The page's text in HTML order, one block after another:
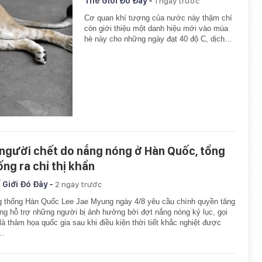
Cơ quan khí tượng của nước này thậm chí
còn giới thiệu một danh hiệu mới vào mùa
hè này cho những ngày đạt 40 độ C, dịch…
chết do nắng nóng ở Hàn Quốc, tổng
ra chỉ thị khẩn
Giới Đó Đây- 2 ngày trước
thống Hàn Quốc Lee Jae Myung ngày 4/8 yêu cầu chính quyền tăng
hỗ trợ những người bị ảnh hưởng bởi đợt nắng nóng kỷ lục, gọi
thảm họa quốc gia sau khi điều kiện thời tiết khắc nghiệt được